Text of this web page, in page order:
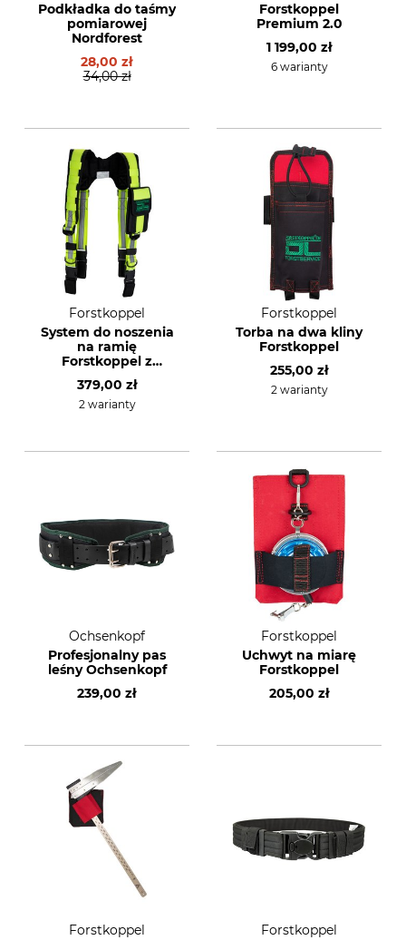
Podkładka do taśmy
pomiarowej
Nordforest
28,00 zł
34,00 zł
Forstkoppel
Premium 2.0
1 199,00 zł
6 warianty
Forstkoppel
System do noszenia
na ramię
Forstkoppel z
kieszenią na
smartfona
379,00 zł
2 warianty
Forstkoppel
Torba na dwa kliny
Forstkoppel
255,00 zł
2 warianty
Ochsenkopf
Profesjonalny pas
leśny Ochsenkopf
239,00 zł
Forstkoppel
Uchwyt na miarę
Forstkoppel
205,00 zł
Forstkoppel
Forstkoppel